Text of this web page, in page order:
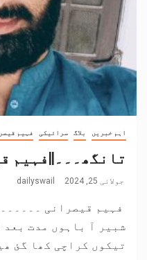
اہم خبریں بلاگ سرائیکی فہیم
تانگھ۔۔۔||فہیم
جولائی 25, 2024 dailyswail
فہیم قیصرانی
شبیر آ باہوں مدت
تیکوں کراچی کھا گئ